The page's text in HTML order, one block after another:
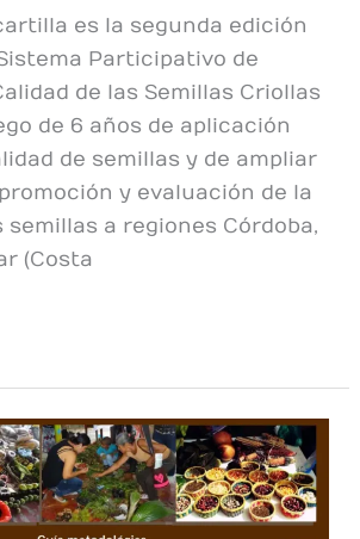
es la segunda edición
Participativo de
de las Semillas Criollas
de 6 años de aplicación
de semillas y de ampliar
y evaluación de la
semillas a regiones Córdoba,
(Costa